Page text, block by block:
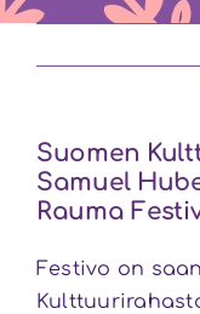
Suomen
Samuel
Rauma
Festivo on